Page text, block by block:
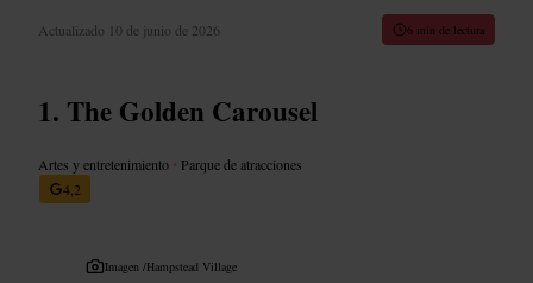
Actualizado 10 de junio de 2026 6 min de lectura
The Golden Carousel
Artes y entretenimiento • Parque de atracciones
4,2
Imagen /Hampstead Village